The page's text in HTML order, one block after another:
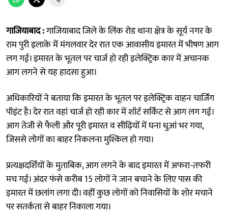
गाजियाबाद :गाजियाबाद जिले के लिंक रोड थाना क्षेत्र के सूर्य नगर के
राम पुरी इलाके में मंगलवार देर रात एक आवासीय इमारत में भीषण आग
लग गई। इमारत के भूतल पर चार्ज हो रही इलेक्ट्रिक कार में अचानक
आग लगने से यह हादसा हुआ।
अधिकारियों ने बताया कि इमारत के भूतल पर इलेक्ट्रिक वाहन चार्जिंग
पॉइंट है। देर रात वहां चार्ज हो रही कार में शॉर्ट सर्किट से आग लग गई।
आग तेजी से फैली और पूरी इमारत व सीढ़ियों में घना धुआं भर गया,
जिससे लोगों का बाहर निकलना मुश्किल हो गया।
प्रत्यक्षदर्शियों के मुताबिक, आग लगने के बाद इमारत में अफरा-तफरी
मच गई। अंदर फंसे करीब 15 लोगों ने जान बचाने के लिए पास की
इमारत में छलांग लगा दी। वहीं कुछ लोगों को निवासियों के शोर मचाने
पर सतर्कता से बाहर निकाला गया।